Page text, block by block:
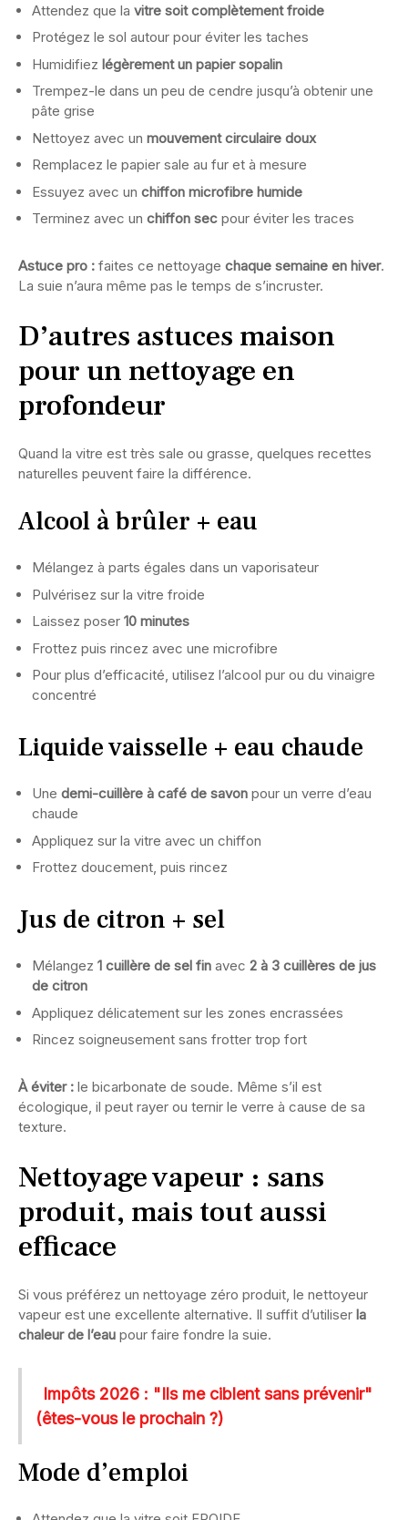
Attendez que la vitre soit complètement froide
Protégez le sol autour pour éviter les taches
Humidifiez légèrement un papier sopalin
Trempez-le dans un peu de cendre jusqu’à obtenir une
pâte grise
Nettoyez avec un mouvement circulaire doux
Remplacez le papier sale au fur et à mesure
Essuyez avec un chiffon microfibre humide
Terminez avec un chiffon sec pour éviter les traces
Astuce pro : faites ce nettoyage chaque semaine en hiver.
La suie n’aura même pas le temps de s’incruster.
D’autres astuces maison
pour un nettoyage en
profondeur
Quand la vitre est très sale ou grasse, quelques recettes
naturelles peuvent faire la différence.
Alcool à brûler + eau
Mélangez à parts égales dans un vaporisateur
Pulvérisez sur la vitre froide
Laissez poser 10 minutes
Frottez puis rincez avec une microfibre
Pour plus d’efficacité, utilisez l’alcool pur ou du vinaigre
concentré
Liquide vaisselle + eau chaude
Une demi-cuillère à café de savon pour un verre d’eau
chaude
Appliquez sur la vitre avec un chiffon
Frottez doucement, puis rincez
Jus de citron + sel
Mélangez 1 cuillère de sel fin avec 2 à 3 cuillères de jus
de citron
Appliquez délicatement sur les zones encrassées
Rincez soigneusement sans frotter trop fort
À éviter : le bicarbonate de soude. Même s’il est
écologique, il peut rayer ou ternir le verre à cause de sa
texture.
Nettoyage vapeur : sans
produit, mais tout aussi
efficace
Si vous préférez un nettoyage zéro produit, le nettoyeur
vapeur est une excellente alternative. Il suffit d’utiliser la
chaleur de l’eau pour faire fondre la suie.
Impôts 2026 : "Ils me ciblent sans prévenir"
(êtes-vous le prochain ?)
Mode d’emploi